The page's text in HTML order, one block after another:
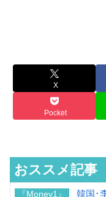
X
Pocket
おススメ記事
『Money1』
韓国･